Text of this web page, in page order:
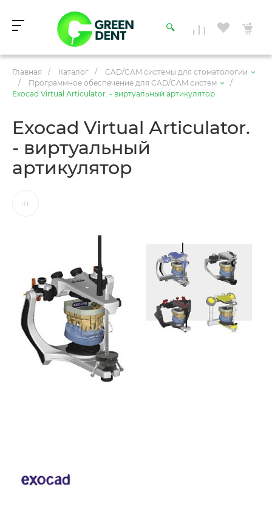
Главная / Каталог /
CAD/CAM системы для стоматологии
/
Программное обеспечение для CAD/CAM систем
/
Exocad Virtual Аrticulator. - виртуальный артикулятор
Exocad Virtual Аrticulator.
- виртуальный
артикулятор